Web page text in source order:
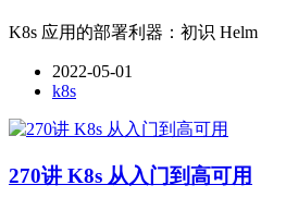
K8s 应用的部署利器：初识 Helm
2022-05-01
k8s
270讲 K8s 从入门到高可用